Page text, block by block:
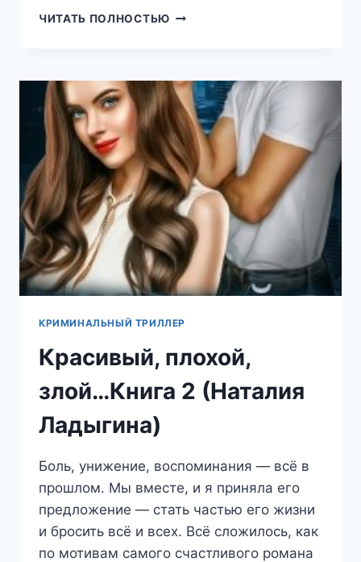
ЧИТАТЬ ПОЛНОСТЬЮ БЫВШАЯ
СНАЧАЛА
(НАТАЛИЯ
ЛАДЫГИНА)
КРИМИНАЛЬНЫЙ ТРИЛЛЕР
Красивый, плохой,
злой…Книга 2 (Наталия
Ладыгина)
Боль, унижение, воспоминания — всё в
прошлом. Мы вместе, и я приняла его
предложение — стать частью его жизни
и бросить всё и всех. Всё сложилось, как
по мотивам самого счастливого романа